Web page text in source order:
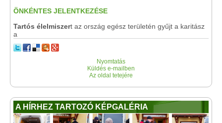
ÖNKÉNTES JELENTKEZÉSE
Tartós élelmiszert az ország egész területén gyűjt a karitász
a
Nyomtatás
Küldés e-mailben
Az oldal tetejére
A HÍRHEZ TARTOZÓ KÉPGALÉRIA